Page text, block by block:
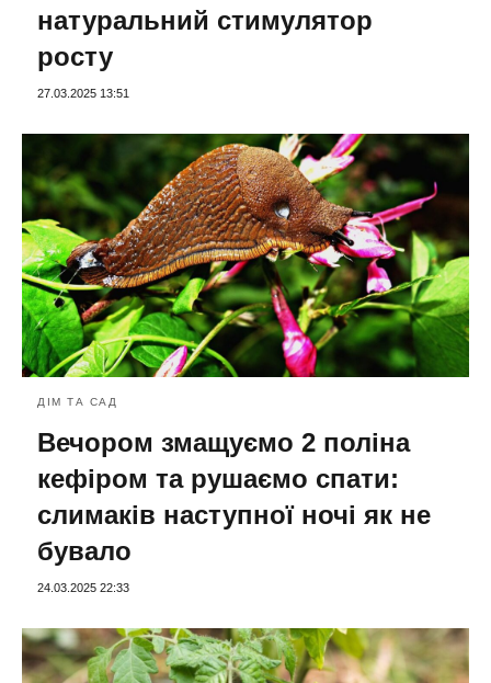
натуральний стимулятор
росту
27.03.2025 13:51
ДІМ ТА САД
Вечором змащуємо 2 поліна
кефіром та рушаємо спати:
слимаків наступної ночі як не
бувало
24.03.2025 22:33